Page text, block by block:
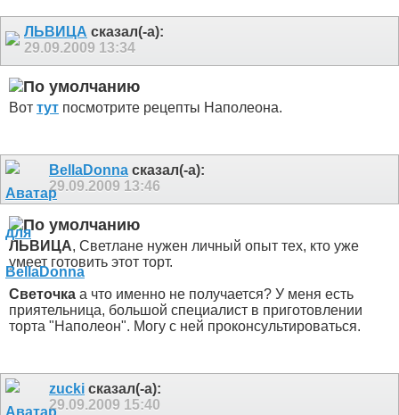
ЛЬВИЦА сказал(-а):
29.09.2009 13:34
Вот тут посмотрите рецепты Наполеона.
BellaDonna сказал(-а):
29.09.2009 13:46
ЛЬВИЦА, Светлане нужен личный опыт тех, кто уже
умеет готовить этот торт.
Светочка а что именно не получается? У меня есть
приятельница, большой специалист в приготовлении
торта "Наполеон". Могу с ней проконсультироваться.
zucki сказал(-а):
29.09.2009 15:40